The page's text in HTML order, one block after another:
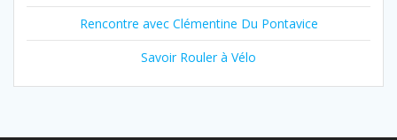
Rencontre avec Clémentine Du Pontavice
Savoir Rouler à Vélo